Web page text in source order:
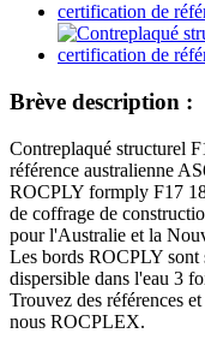
Brève description :
Contreplaqué structurel
référence australienne
ROCPLY formply F17
de coffrage de
pour l'Australie et la
Les bords ROCPLY sont
dispersible dans l'eau 3
Trouvez des références
nous ROCPLEX.